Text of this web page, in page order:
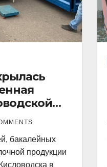
бакалейных
продукции
в